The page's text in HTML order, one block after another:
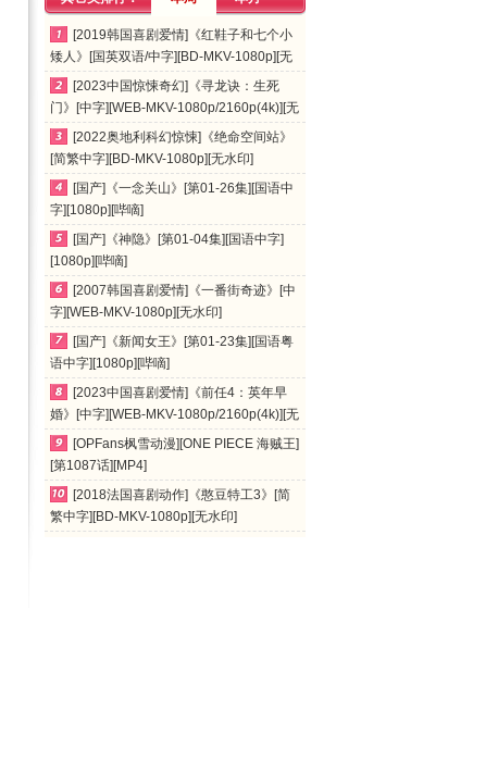
[2019韩国喜剧爱情]《红鞋子和七个小
矮人》[国英双语/中字][BD-MKV-1080p][无
水印][2023中国惊悚奇幻]《寻龙诀：生死
门》[中字][WEB-MKV-1080p/2160p(4k)][无
水印][2022奥地利科幻惊悚]《绝命空间站》
[简繁中字][BD-MKV-1080p][无水印]
[国产]《一念关山》[第01-26集][国语中
字][1080p][哔嘀]
[国产]《神隐》[第01-04集][国语中字]
[1080p][哔嘀]
[2007韩国喜剧爱情]《一番街奇迹》[中
字][WEB-MKV-1080p][无水印]
[国产]《新闻女王》[第01-23集][国语粤
语中字][1080p][哔嘀]
[2023中国喜剧爱情]《前任4：英年早
婚》[中字][WEB-MKV-1080p/2160p(4k)][无
水印][OPFans枫雪动漫][ONE PIECE 海贼王]
[第1087话][MP4]
[2018法国喜剧动作]《憨豆特工3》[简
繁中字][BD-MKV-1080p][无水印]